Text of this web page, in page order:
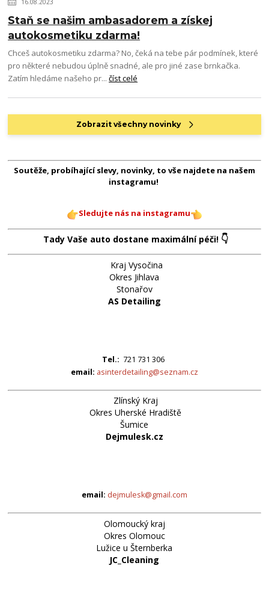
Staň se našim ambasadorem a získej
autokosmetiku zdarma!
Chceš autokosmetiku zdarma? No, čeká na tebe pár podmínek, které
pro některé nebudou úplně snadné, ale pro jiné zase brnkačka.
Zatím hledáme našeho pr...číst celé
Zobrazit všechny novinky
Soutěže, probíhající slevy, novinky, to vše najdete na našem
instagramu!
Sledujte nás na instagramu
Tady Vaše auto dostane maximální péči!👇
Kraj Vysočina
Okres Jihlava
Stonařov
AS Detailing
Tel.: 721 731 306
email: asinterdetailing@seznam.cz
Zlínský Kraj
Okres Uherské Hradiště
Šumice
Dejmulesk.cz
email: dejmulesk@gmail.com
Olomoucký kraj
Okres Olomouc
Lužice u Šternberka
JC_Cleaning